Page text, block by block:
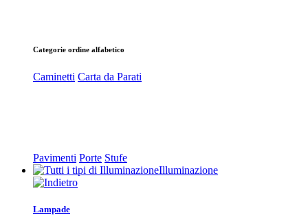
Categorie ordine alfabetico
Caminetti Carta da Parati
Pavimenti Porte Stufe
Illuminazione
Lampade